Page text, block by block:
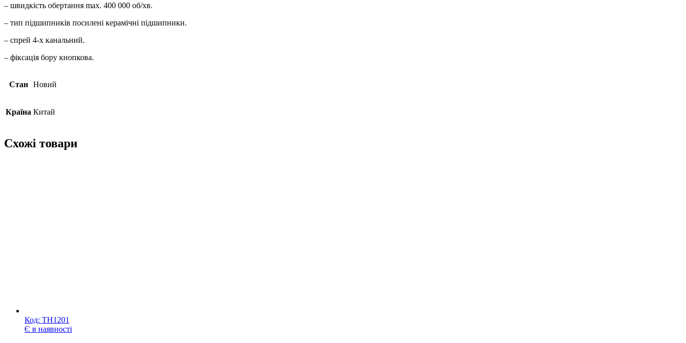
– швидкість обертання max. 400 000 об/хв.
– тип підшипників посилені керамічні підшипники.
– спрей 4-х канальний.
– фіксація бору кнопкова.
Стан Новий
Країна Китай
Схожі товари
Код: ТН1201
Є в наявності